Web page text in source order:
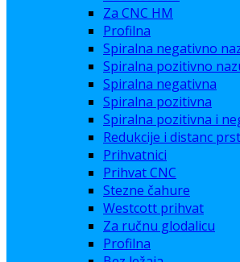
Za CNC HM
Profilna
Spiralna negativno
Spiralna pozitivno
Spiralna negativna
Spiralna pozitivna
Spiralna pozitivna i
Redukcije i distanc
Prihvatnici
Prihvat CNC
Stezne čahure
Westcott prihvat
Za ručnu glodalicu
Profilna